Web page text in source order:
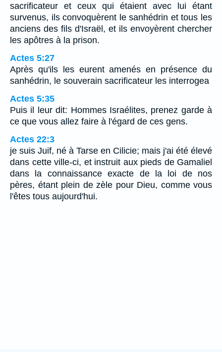
sacrificateur et ceux qui étaient avec lui étant
survenus, ils convoquèrent le sanhédrin et tous les
anciens des fils d'Israël, et ils envoyèrent chercher
les apôtres à la prison.
Actes 5:27
Après qu'ils les eurent amenés en présence du
sanhédrin, le souverain sacrificateur les interrogea
Actes 5:35
Puis il leur dit: Hommes Israélites, prenez garde à
ce que vous allez faire à l'égard de ces gens.
Actes 22:3
je suis Juif, né à Tarse en Cilicie; mais j'ai été élevé
dans cette ville-ci, et instruit aux pieds de Gamaliel
dans la connaissance exacte de la loi de nos
pères, étant plein de zèle pour Dieu, comme vous
l'êtes tous aujourd'hui.